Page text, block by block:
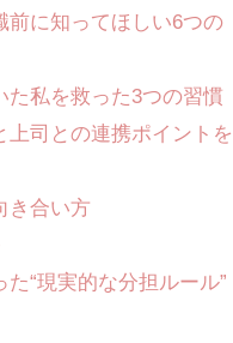
に知ってほしい6つの
た私を救った3つの習慣
上司との連携ポイントを
き合い方
“現実的な分担ルール”